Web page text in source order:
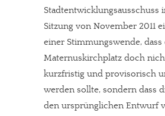
Stadtentwicklungsausschuss
Sitzung von November 2011
einer Stimmungswende, dass
Maternuskirchplatz doch
kurzfristig und provisorisch
werden sollte, sondern dass
den ursprünglichen Entwurf